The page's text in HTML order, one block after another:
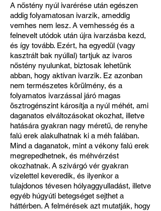
A nőstény nyúl ivarérése után egészen
addig folyamatosan ivarzik, ameddig
vemhes nem lesz. A vemhesség és a
felnevelt utódok után újra ivarzásba kezd,
és így tovább. Ezért, ha egyedül (vagy
kasztrált bak nyúllal) tartjuk az ivaros
nőstény nyulunkat, biztosak lehetünk
abban, hogy aktívan ivarzik. Ez azonban
nem természetes körülmény, és a
folyamatos ivarzással járó magas
ösztrogénszint károsítja a nyúl méhét, ami
daganatos elváltozásokat okozhat, illetve
hatására gyakran nagy méretű, de renyhe
falú erek alakulhatnak ki a méh falában.
Mind a daganatok, mint a vékony falú erek
megrepedhetnek, és méhvérzést
okozhatnak. A szivárgó vér gyakran
vizelettel keveredik, és ilyenkor a
tulajdonos tévesen hólyaggyulladást, illetve
egyéb húgyúti betegséget sejthet a
háttérben. A felmérések azt mutatják, hogy